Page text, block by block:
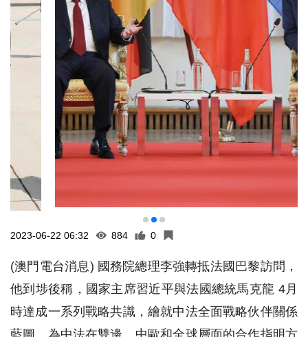
2023-06-22 06:32 884 0
(澳門電台消息) 國務院總理李強轉抵法國巴黎訪問，
他到埗後稱，國家主席習近平與法國總統馬克龍 4月
時達成一系列戰略共識，繪就中法全面戰略伙伴關係
藍圖，為中法在雙邊、中歐和全球層面的合作指明方